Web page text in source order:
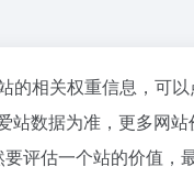
的相关权重信息，可以
数据为准，更多网
评估一个站的价值，